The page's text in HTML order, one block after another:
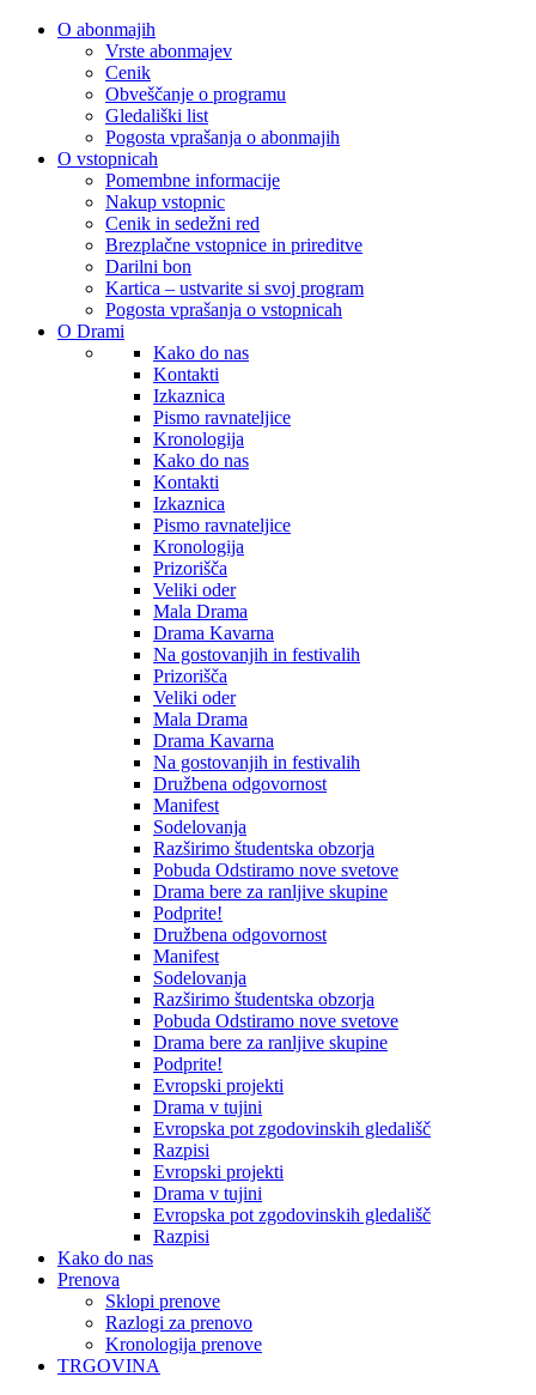
O abonmajih
Vrste abonmajev
Cenik
Obveščanje o programu
Gledališki list
Pogosta vprašanja o abonmajih
O vstopnicah
Pomembne informacije
Nakup vstopnic
Cenik in sedežni red
Brezplačne vstopnice in prireditve
Darilni bon
Kartica – ustvarite si svoj program
Pogosta vprašanja o vstopnicah
O Drami
Kako do nas
Kontakti
Izkaznica
Pismo ravnateljice
Kronologija
Kako do nas
Kontakti
Izkaznica
Pismo ravnateljice
Kronologija
Prizorišča
Veliki oder
Mala Drama
Drama Kavarna
Na gostovanjih in festivalih
Prizorišča
Veliki oder
Mala Drama
Drama Kavarna
Na gostovanjih in festivalih
Družbena odgovornost
Manifest
Sodelovanja
Razširimo študentska obzorja
Pobuda Odstiramo nove svetove
Drama bere za ranljive skupine
Podprite!
Družbena odgovornost
Manifest
Sodelovanja
Razširimo študentska obzorja
Pobuda Odstiramo nove svetove
Drama bere za ranljive skupine
Podprite!
Evropski projekti
Drama v tujini
Evropska pot zgodovinskih gledališč
Razpisi
Evropski projekti
Drama v tujini
Evropska pot zgodovinskih gledališč
Razpisi
Kako do nas
Prenova
Sklopi prenove
Razlogi za prenovo
Kronologija prenove
TRGOVINA